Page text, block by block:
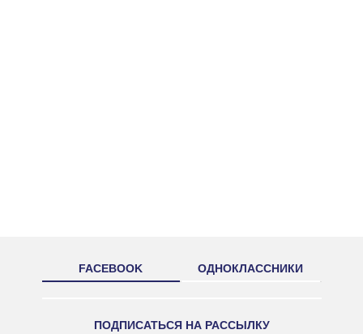
FACEBOOK ОДНОКЛАССНИКИ
ПОДПИСАТЬСЯ НА РАССЫЛКУ